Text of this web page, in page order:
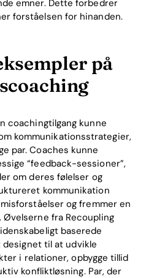
emner. Dette forbedrer
forståelsen for hinanden.
på
coachingtilgang kunne
kommunikationsstrategier,
par. Coaches kunne
“feedback-sessioner”,
om deres følelser og
kommunikation
og fremmer en
fra Recoupling
baserede
til at udvikle
i relationer, opbygge tillid
konfliktløsning. Par, der